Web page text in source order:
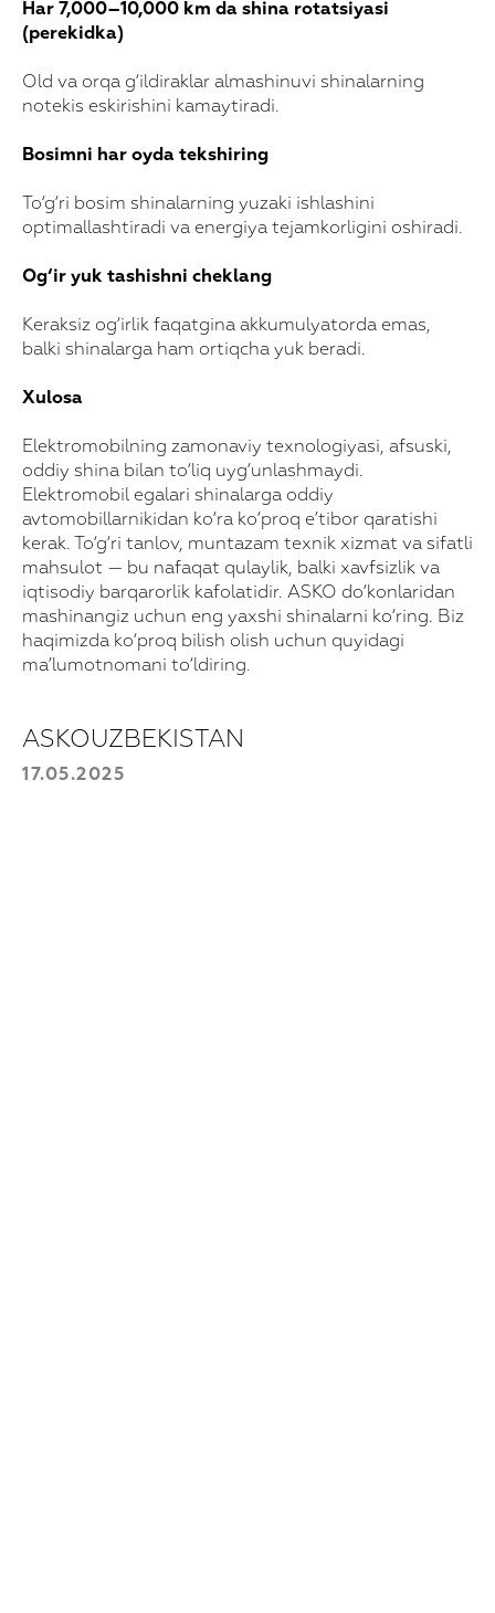
Har 7,000–10,000 km da shina rotatsiyasi
(perekidka)
Old va orqa g‘ildiraklar almashinuvi shinalarning
notekis eskirishini kamaytiradi.
Bosimni har oyda tekshiring
To‘g‘ri bosim shinalarning yuzaki ishlashini
optimallashtiradi va energiya tejamkorligini oshiradi.
Og‘ir yuk tashishni cheklang
Keraksiz og‘irlik faqatgina akkumulyatorda emas,
balki shinalarga ham ortiqcha yuk beradi.
Xulosa
Elektromobilning zamonaviy texnologiyasi, afsuski,
oddiy shina bilan to‘liq uyg‘unlashmaydi.
Elektromobil egalari shinalarga oddiy
avtomobillarnikidan ko‘ra ko‘proq e’tibor qaratishi
kerak. To‘g‘ri tanlov, muntazam texnik xizmat va sifatli
mahsulot — bu nafaqat qulaylik, balki xavfsizlik va
iqtisodiy barqarorlik kafolatidir. ASKO do‘konlaridan
mashinangiz uchun eng yaxshi shinalarni ko‘ring. Biz
haqimizda ko‘proq bilish olish uchun quyidagi
ma’lumotnomani to‘ldiring.
ASKOUZBEKISTAN
17.05.2025
Ma'lumotlaringizni qoldiring va biz siz
bilan bog’lanamiz
Xarid qilish uchun!
Mahsulotni tanlang
Telefon raqamingiz